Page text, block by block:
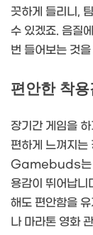
끗하게 들리니,
수 있겠죠. 음질
번 들어보는 것
편안한 착
장기간 게임을
편하게 느껴지
Gamebuds는
용감이 뛰어납니
해도 편안함을
나 마라톤 영화